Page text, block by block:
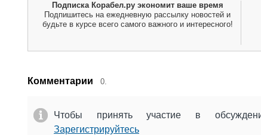
Подписка Корабел.ру экономит ваше время
Подпишитесь на ежедневную рассылку новостей и
будьте в курсе всего самого важного и интересного!
Комментарии 0.
Чтобы принять участие в
Зарегистрируйтесь